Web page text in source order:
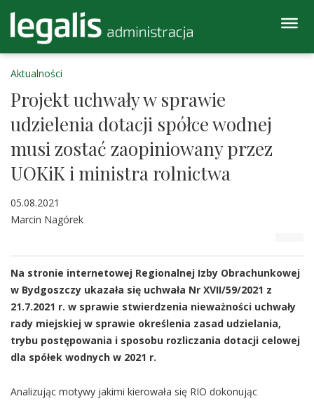
Aktualności
Projekt uchwały w sprawie
udzielenia dotacji spółce wodnej
musi zostać zaopiniowany przez
UOKiK i ministra rolnictwa
05.08.2021
Marcin Nagórek
Na stronie internetowej Regionalnej Izby Obrachunkowej
w Bydgoszczy ukazała się uchwała Nr XVII/59/2021 z
21.7.2021 r. w sprawie stwierdzenia nieważności uchwały
rady miejskiej w sprawie określenia zasad udzielania,
trybu postępowania i sposobu rozliczania dotacji celowej
dla spółek wodnych w 2021 r.
Analizując motywy jakimi kierowała się RIO dokonując